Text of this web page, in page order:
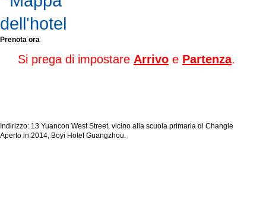
Prenota ora
Si prega di impostare Arrivo e Partenza.
Indirizzo: 13 Yuancon West Street, vicino alla scuola primaria di Changle
Aperto in 2014, Boyi Hotel Guangzhou.